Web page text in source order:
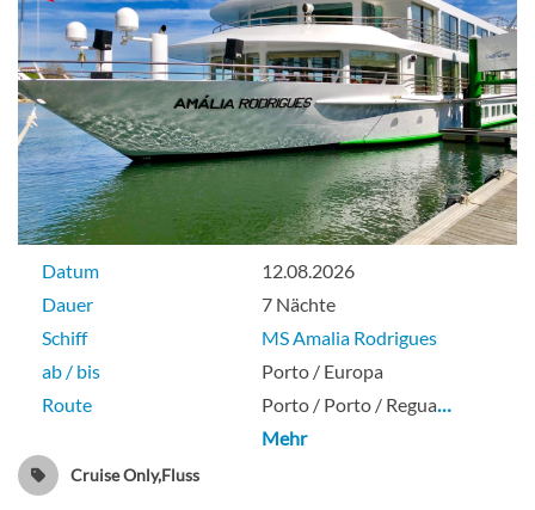
Datum
12.08.2026
Dauer
7 Nächte
Schiff
MS Amalia Rodrigues
ab / bis
Porto / Europa
Route
Porto / Porto / Regua…
Mehr
Cruise Only,Fluss